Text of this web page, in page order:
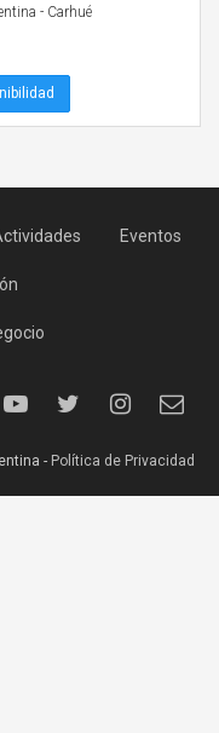
- Carhué
Eventos
- Política de Privacidad